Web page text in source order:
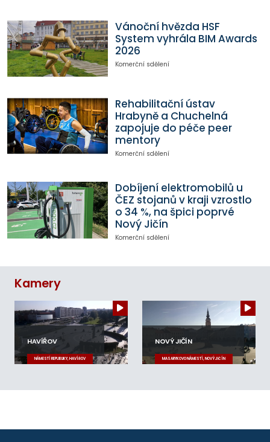
Vánoční hvězda HSF
System vyhrála BIM Awards
2026
Komerční sdělení
Rehabilitační ústav
Hrabyně a Chuchelná
zapojuje do péče peer
mentory
Komerční sdělení
Dobíjení elektromobilů u
ČEZ stojanů v kraji vzrostlo
o 34 %, na špici poprvé
Nový Jičín
Komerční sdělení
Kamery
HAVÍŘOV
NÁMĚSTÍ REPUBLIKY, HAVÍŘOV
NOVÝ JIČÍN
MASARYKOVO NÁMĚSTÍ, NOVÝ JIČÍN